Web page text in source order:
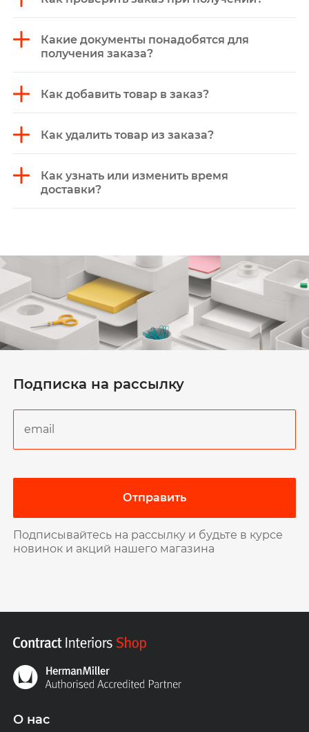
Какие документы понадобятся для
получения заказа?
Как добавить товар в заказ?
Как удалить товар из заказа?
Как узнать или изменить время
доставки?
Подписка на рассылку
Отправить
Подписывайтесь на рассылку и будьте в курсе
новинок и акций нашего магазина
О нас